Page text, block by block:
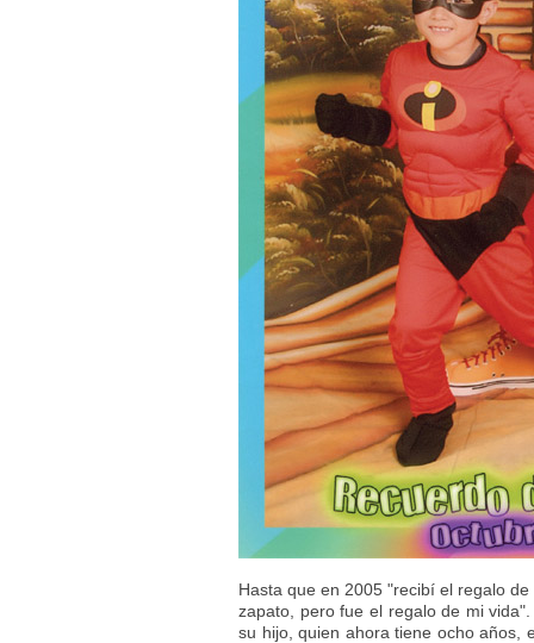
Hasta que en 2005 "recibí el regalo
zapato, pero fue el regalo de mi
su hijo, quien ahora tiene ocho años,